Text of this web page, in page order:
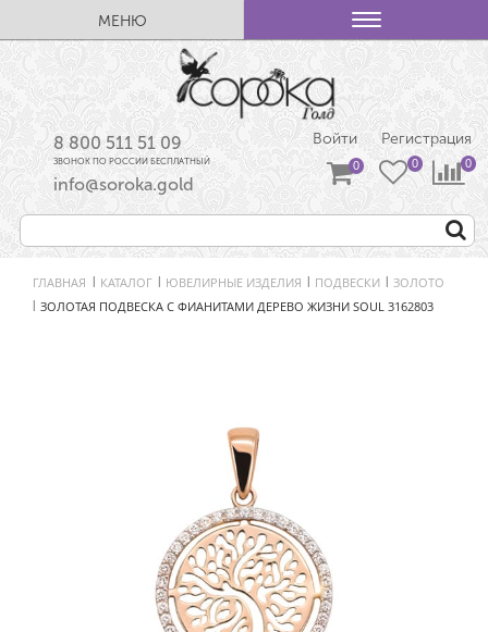
МЕНЮ
8 800 511 51 09
ЗВОНОК ПО РОССИИ БЕСПЛАТНЫЙ
info@soroka.gold
Войти Регистрация
ГЛАВНАЯ КАТАЛОГ ЮВЕЛИРНЫЕ ИЗДЕЛИЯ ПОДВЕСКИ ЗОЛОТО
ЗОЛОТАЯ ПОДВЕСКА С ФИАНИТАМИ ДЕРЕВО ЖИЗНИ SOUL 3162803